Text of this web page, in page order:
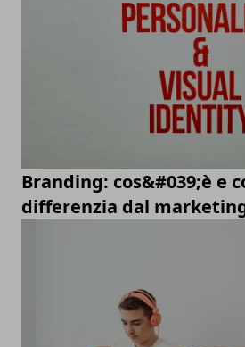
Branding: cos&#039;è e
differenzia dal